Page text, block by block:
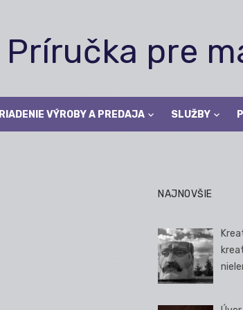
Príručka pre
RIADENIE VÝROBY A PREDAJA SLUŽBY
NAJNOVŠIE